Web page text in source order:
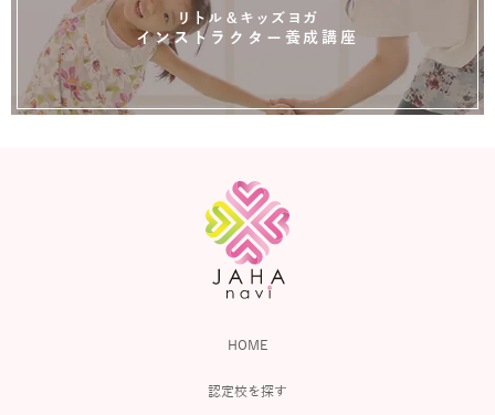
リトル＆キッズヨガ
インストラクター養成講座
HOME
認定校を探す